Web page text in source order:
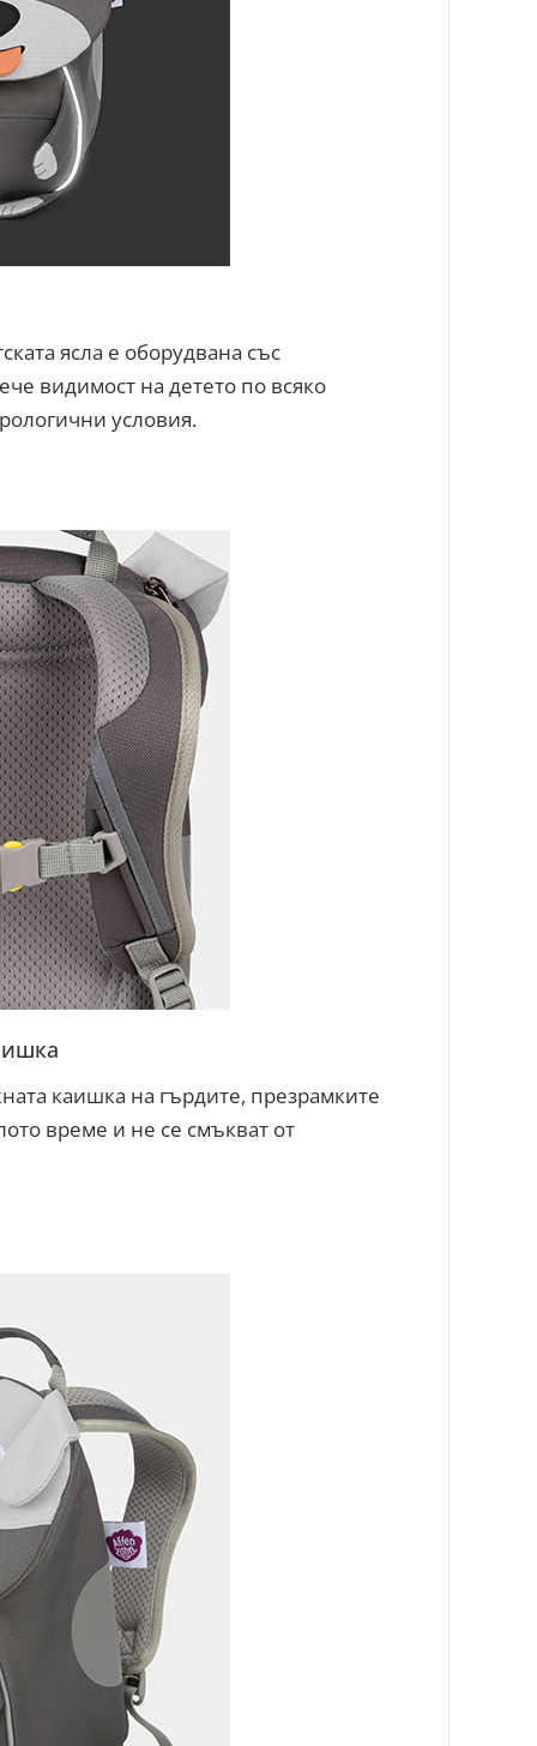
ясла е оборудвана със
видимост на детето по всяко
условия.
каишка на гърдите, презрамките
време и не се смъкват от